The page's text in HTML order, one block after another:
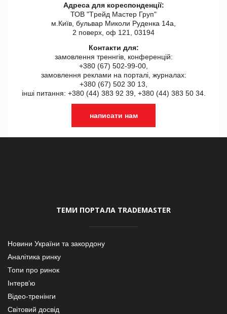
Адреса для кореспонденції:
ТОВ "Tрейд Мастер Груп"
м.Київ, бульвар Миколи Руденка 14а,
2 поверх, оф 121, 03194
Контакти для:
замовлення треннгів, конференцій:
+380 (67) 502-99-00,
замовлення реклами на порталі, журналах:
+380 (67) 502 30 13,
інші питання: +380 (44) 383 92 39, +380 (44) 383 50 34.
написати нам
ТЕМИ ПОРТАЛА TRADEMASTER
Новини України та закордону
Аналітика ринку
Топи про ринок
Інтерв’ю
Відео-тренінги
Світовий досвід